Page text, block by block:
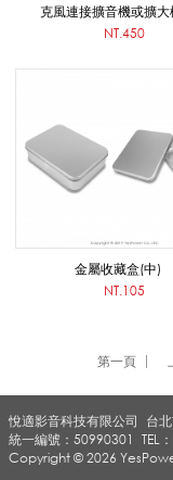
戴
/
克風連接擴音機或擴大
NT.450
金屬收藏盒(中)
NT.105
第一頁
悅適影音科技有限公司
TEL
台
統一編號：50990301
Copyright © 2026